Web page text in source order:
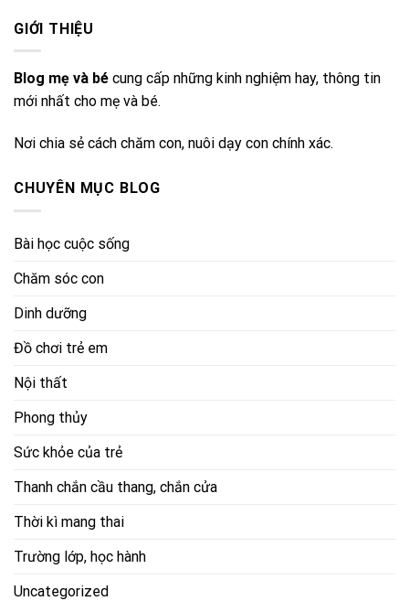
GIỚI THIỆU
Blog mẹ và bé cung cấp những kinh nghiệm hay, thông tin
mới nhất cho mẹ và bé.
Nơi chia sẻ cách chăm con, nuôi dạy con chính xác.
CHUYÊN MỤC BLOG
Bài học cuộc sống
Chăm sóc con
Dinh dưỡng
Đồ chơi trẻ em
Nội thất
Phong thủy
Sức khỏe của trẻ
Thanh chắn cầu thang, chắn cửa
Thời kì mang thai
Trường lớp, học hành
Uncategorized